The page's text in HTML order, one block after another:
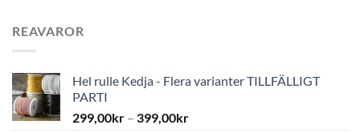
REAVAROR
Hel rulle Kedja - Flera varianter TILLFÄLLIGT
PARTI
299,00kr – 399,00kr